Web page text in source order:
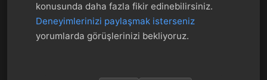
konusunda daha fazla fikir edinebilirsiniz.
Deneyimlerinizi paylaşmak isterseniz
yorumlarda görüşlerinizi bekliyoruz.